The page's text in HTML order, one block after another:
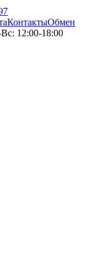
КонтактыОбмен
12:00-18:00